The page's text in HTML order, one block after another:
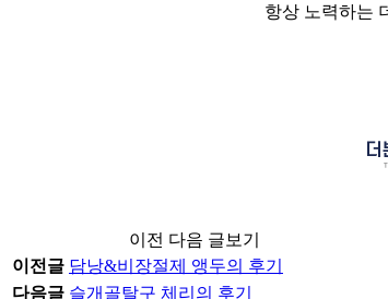
항상 노력하는
이전 다음 글보기
이전글 담낭&비장절제 앵두의 후기
다음글 슬개골탈구 체리의 후기